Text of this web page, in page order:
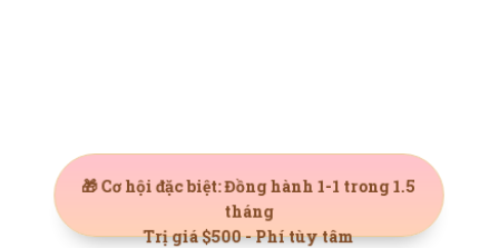
🎁 Cơ hội đặc biệt: Đồng hành 1-1 trong 1.5
tháng
Trị giá $500 - Phí tùy tâm